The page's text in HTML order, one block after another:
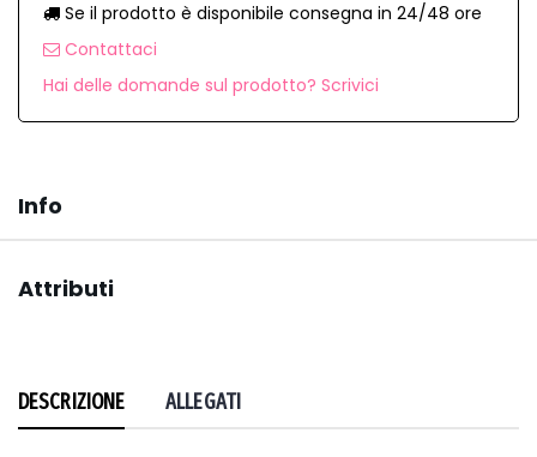
Se il prodotto è disponibile consegna in 24/48 ore
Contattaci
Hai delle domande sul prodotto? Scrivici
Info
Attributi
DESCRIZIONE ALLEGATI